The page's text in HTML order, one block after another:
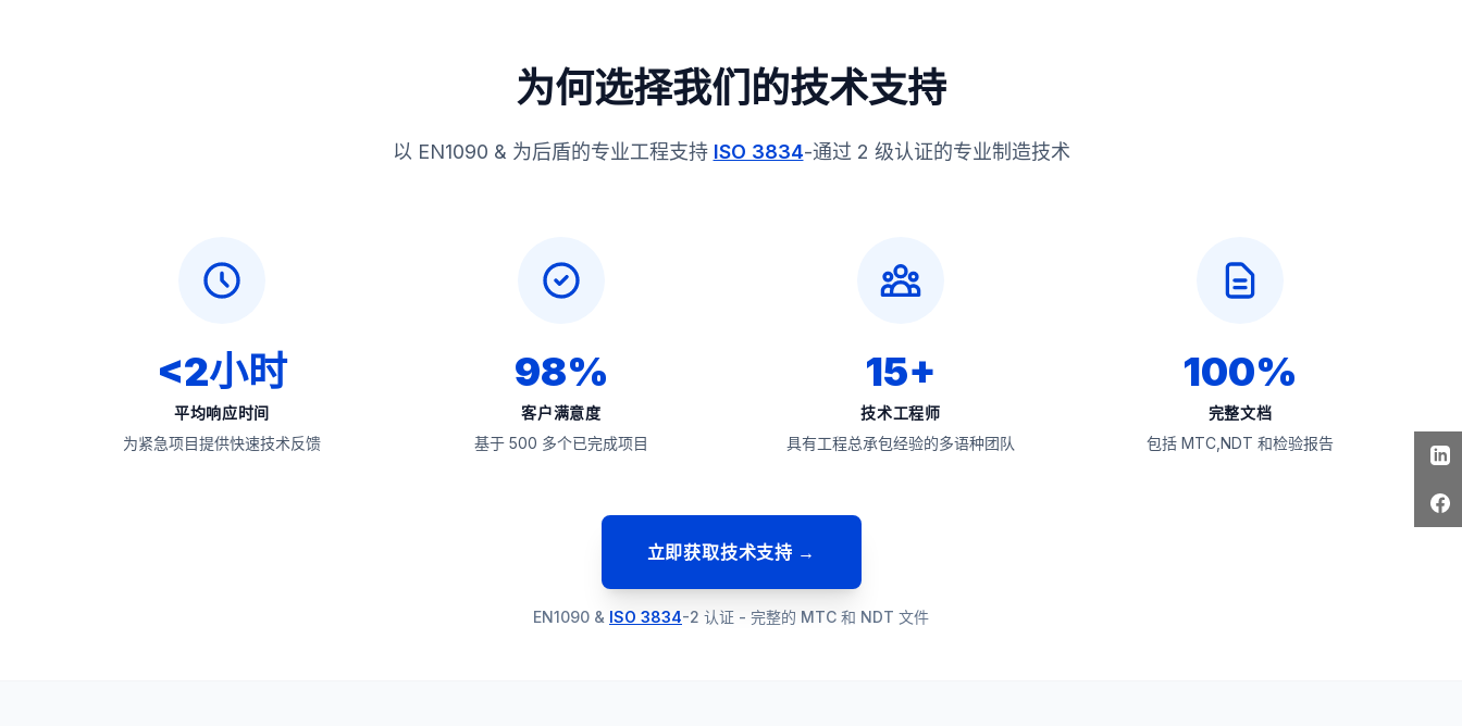
为何选择我们的技术支持
以 EN1090 & 为后盾的专业工程支持 ISO 3834-通过 2 级认证的专业制造技术
<2小时
平均响应时间
为紧急项目提供快速技术反馈
98%
客户满意度
基于 500 多个已完成项目
15+
技术工程师
具有工程总承包经验的多语种团队
100%
完整文档
包括 MTC,NDT 和检验报告
立即获取技术支持 →
EN1090 & ISO 3834-2 认证 - 完整的 MTC 和 NDT 文件